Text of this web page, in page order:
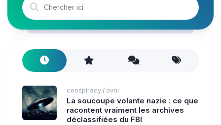
conspiracy / ovni
La soucoupe volante nazie : ce que
racontent vraiment les archives
déclassifiées du FBI